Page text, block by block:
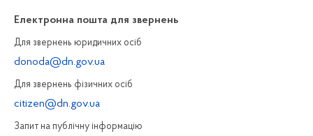
Електронна пошта для звернень
Для звернень юридичних осiб
donoda@dn.gov.ua
Для звернень фізичних осiб
citizen@dn.gov.ua
Запит на публiчну інформацiю